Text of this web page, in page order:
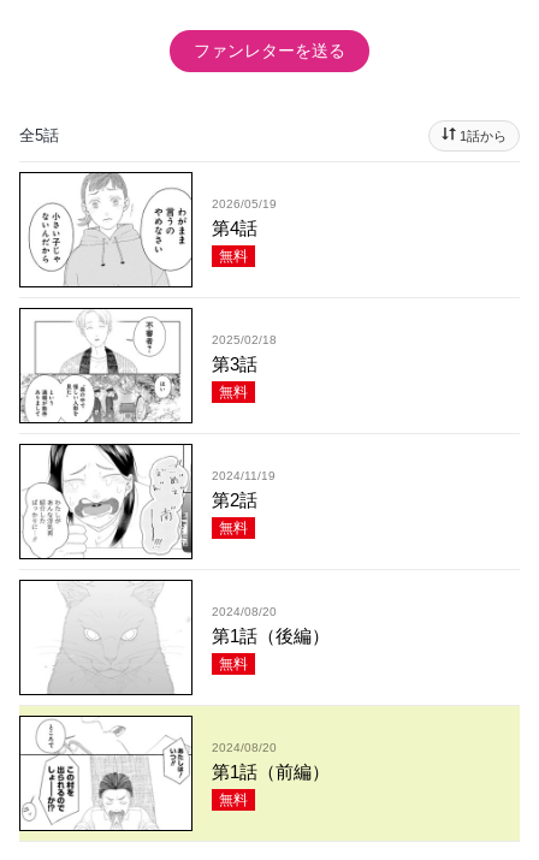
ファンレターを送る
全5話 1話から
2026/05/19
第4話
無料
2025/02/18
第3話
無料
2024/11/19
第2話
無料
2024/08/20
第1話（後編）
無料
2024/08/20
第1話（前編）
無料